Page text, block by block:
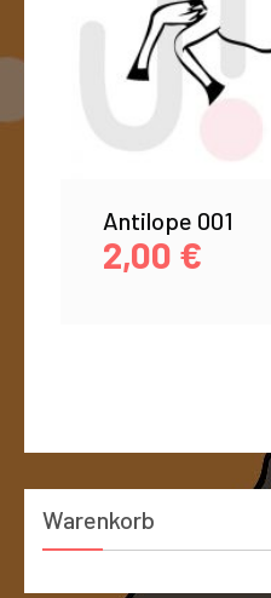
Antilope 001
2,00 €
Warenkorb